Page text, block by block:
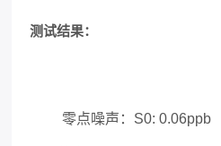
测试结果：
零点噪声：S0: 0.06ppb